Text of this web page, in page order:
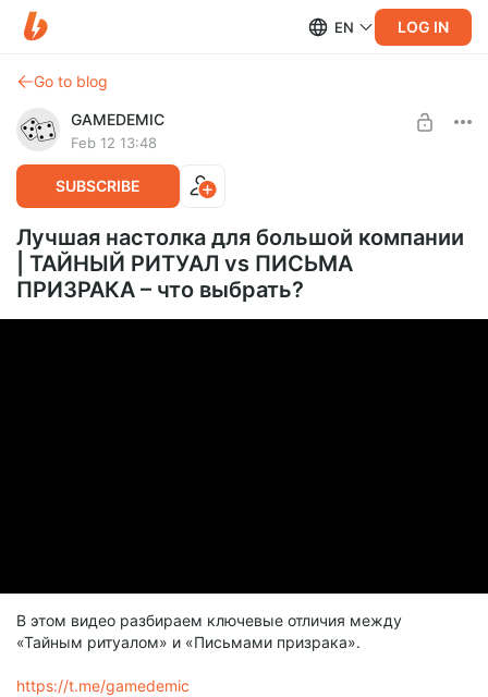
EN LOG IN
Go to blog
GAMEDEMIC
Feb 12 13:48
SUBSCRIBE
Лучшая настолка для большой компании
| ТАЙНЫЙ РИТУАЛ vs ПИСЬМА
ПРИЗРАКА – что выбрать?
В этом видео разбираем ключевые отличия между
«Тайным ритуалом» и «Письмами призрака».
https://t.me/gamedemic